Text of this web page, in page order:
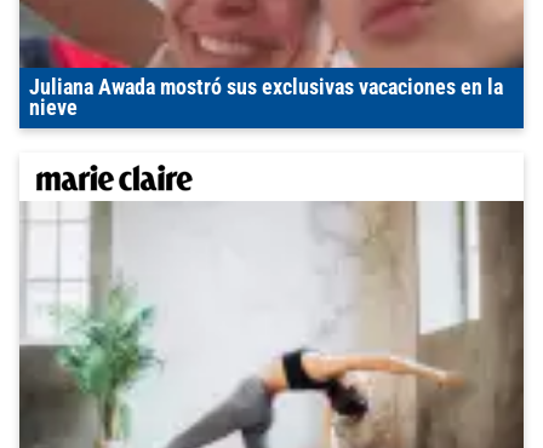
Juliana Awada mostró sus exclusivas vacaciones en la
nieve